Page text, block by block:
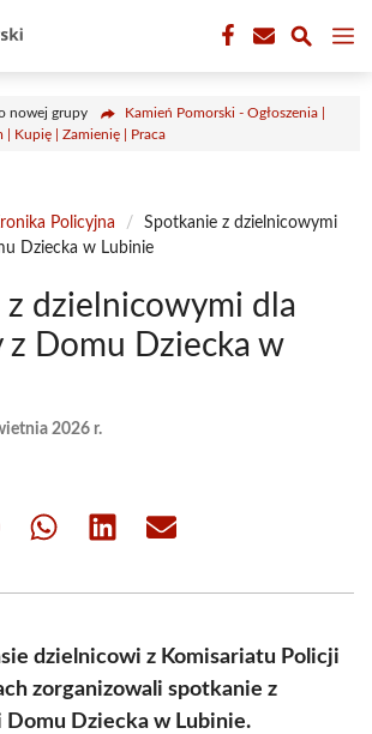
nowej grupy
Kamień Pomorski - Ogłoszenia |
| Kupię | Zamienię | Praca
Policyjna /
Spotkanie z dzielnicowymi
Dziecka w Lubinie
z dzielnicowymi dla
z Domu Dziecka w
2026 r.
Share Share Share
dzielnicowi z Komisariatu Policji
zorganizowali spotkanie z
Dziecka w Lubinie.